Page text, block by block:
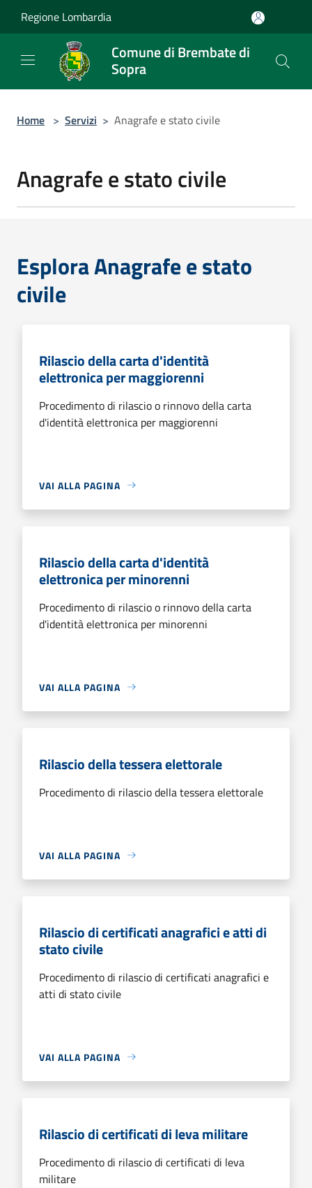
Regione Lombardia
Comune di Brembate di
Sopra
Home > Servizi > Anagrafe e stato civile
Anagrafe e stato civile
Esplora Anagrafe e stato
civile
Rilascio della carta d'identità
elettronica per maggiorenni
Procedimento di rilascio o rinnovo della carta
d'identità elettronica per maggiorenni
VAI ALLA PAGINA
Rilascio della carta d'identità
elettronica per minorenni
Procedimento di rilascio o rinnovo della carta
d'identità elettronica per minorenni
VAI ALLA PAGINA
Rilascio della tessera elettorale
Procedimento di rilascio della tessera elettorale
VAI ALLA PAGINA
Rilascio di certificati anagrafici e atti di
stato civile
Procedimento di rilascio di certificati anagrafici e
atti di stato civile
VAI ALLA PAGINA
Rilascio di certificati di leva militare
Procedimento di rilascio di certificati di leva
militare